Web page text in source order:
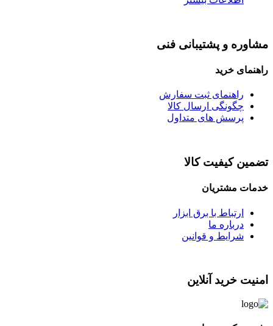
مشاوره و پشتیبانی فنی
راهنمای خرید
راهنمای ثبت سفارش
چگونگی ارسال کالا
پرسش های متداول
تضمین کیفیت کالا
خدمات مشتریان
ارتباط با برق ابزار
درباره ما
شرایط و قوانین
امنیت خرید آنلاین